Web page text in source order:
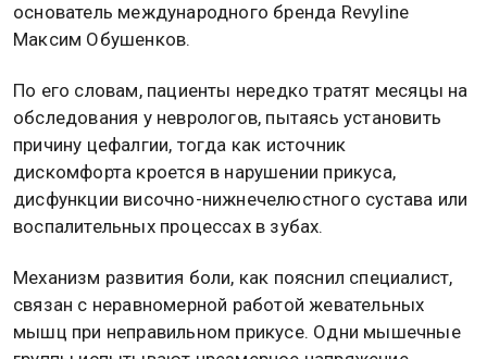
основатель международного бренда Revyline
Максим Обушенков.
По его словам, пациенты нередко тратят месяцы на
обследования у неврологов, пытаясь установить
причину цефалгии, тогда как источник
дискомфорта кроется в нарушении прикуса,
дисфункции височно-нижнечелюстного сустава или
воспалительных процессах в зубах.
Механизм развития боли, как пояснил специалист,
связан с неравномерной работой жевательных
мышц при неправильном прикусе. Одни мышечные